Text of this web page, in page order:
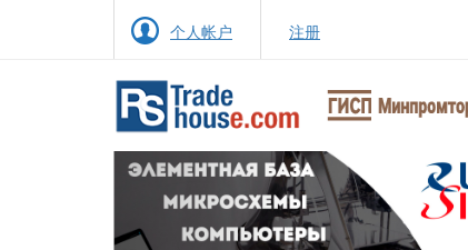
个人帐户 注册
Previous